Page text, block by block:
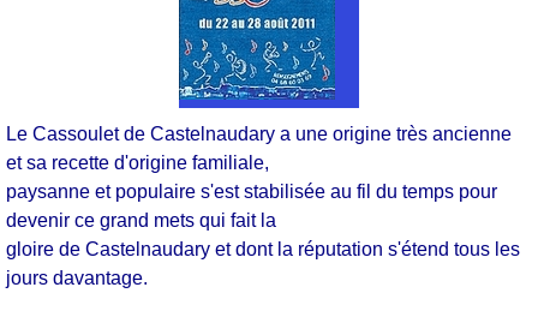
Le Cassoulet de Castelnaudary a une origine très ancienne
et sa recette d'origine familiale,
paysanne et populaire s'est stabilisée au fil du temps pour
devenir ce grand mets qui fait la
gloire de Castelnaudary et dont la réputation s'étend tous les
jours davantage.